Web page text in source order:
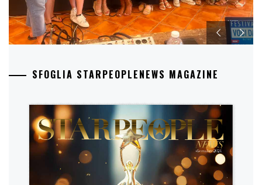
SFOGLIA STARPEOPLENEWS MAGAZINE